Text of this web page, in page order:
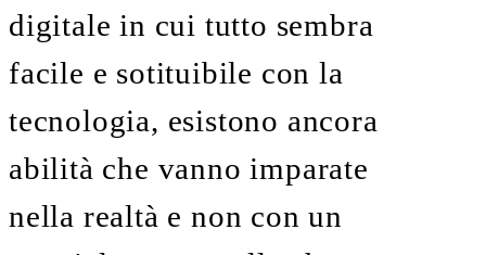
digitale in cui tutto sembra
facile e sotituibile con la
tecnologia, esistono ancora
abilità che vanno imparate
nella realtà e non con un